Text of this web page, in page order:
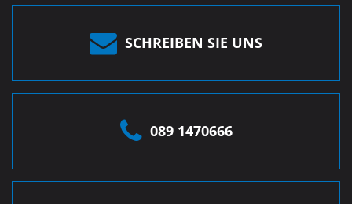
SCHREIBEN SIE UNS
089 1470666